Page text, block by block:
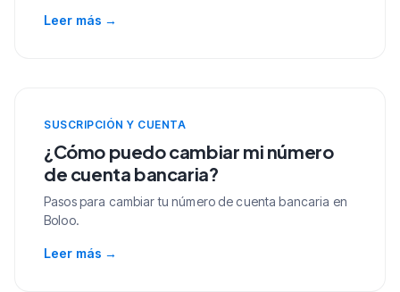
Leer más →
SUSCRIPCIÓN Y CUENTA
¿Cómo puedo cambiar mi número
de cuenta bancaria?
Pasos para cambiar tu número de cuenta bancaria en
Boloo.
Leer más →